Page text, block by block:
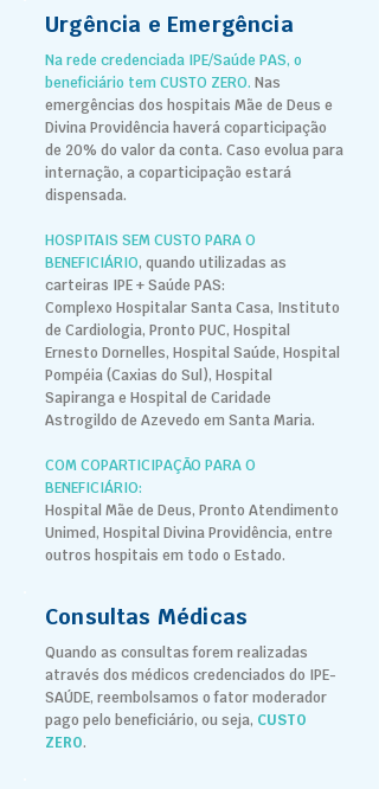
Urgência e Emergência
Na rede credenciada IPE/Saúde PAS, o
beneficiário tem CUSTO ZERO. Nas
emergências dos hospitais Mãe de Deus e
Divina Providência haverá coparticipação
de 20% do valor da conta. Caso evolua para
internação, a coparticipação estará
dispensada.
HOSPITAIS SEM CUSTO PARA O
BENEFICIÁRIO, quando utilizadas as
carteiras IPE + Saúde PAS:
Complexo Hospitalar Santa Casa, Instituto
de Cardiologia, Pronto PUC, Hospital
Ernesto Dornelles, Hospital Saúde, Hospital
Pompéia (Caxias do Sul), Hospital
Sapiranga e Hospital de Caridade
Astrogildo de Azevedo em Santa Maria.
COM COPARTICIPAÇÃO PARA O
BENEFICIÁRIO:
Hospital Mãe de Deus, Pronto Atendimento
Unimed, Hospital Divina Providência, entre
outros hospitais em todo o Estado.
Consultas Médicas
Quando as consultas forem realizadas
através dos médicos credenciados do IPE-
SAÚDE, reembolsamos o fator moderador
pago pelo beneficiário, ou seja, CUSTO
ZERO.